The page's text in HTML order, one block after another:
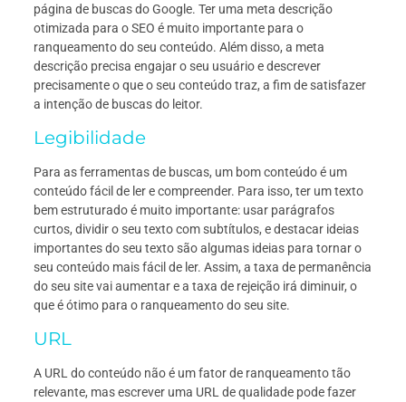
página de buscas do Google. Ter uma meta descrição
otimizada para o SEO é muito importante para o
ranqueamento do seu conteúdo. Além disso, a meta
descrição precisa engajar o seu usuário e descrever
precisamente o que o seu conteúdo traz, a fim de satisfazer
a intenção de buscas do leitor.
Legibilidade
Para as ferramentas de buscas, um bom conteúdo é um
conteúdo fácil de ler e compreender. Para isso, ter um texto
bem estruturado é muito importante: usar parágrafos
curtos, dividir o seu texto com subtítulos, e destacar ideias
importantes do seu texto são algumas ideias para tornar o
seu conteúdo mais fácil de ler. Assim, a taxa de permanência
do seu site vai aumentar e a taxa de rejeição irá diminuir, o
que é ótimo para o ranqueamento do seu site.
URL
A URL do conteúdo não é um fator de ranqueamento tão
relevante, mas escrever uma URL de qualidade pode fazer